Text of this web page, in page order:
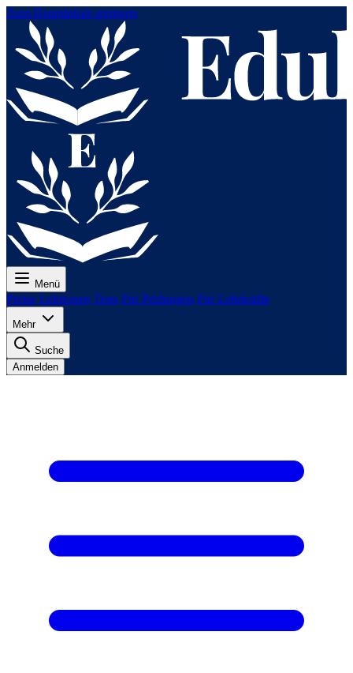
Zum Hauptinhalt springen
Menü
Preise Lektionen Tests Für Prüfungen Für Lehrkräfte
Mehr
Suche
Anmelden